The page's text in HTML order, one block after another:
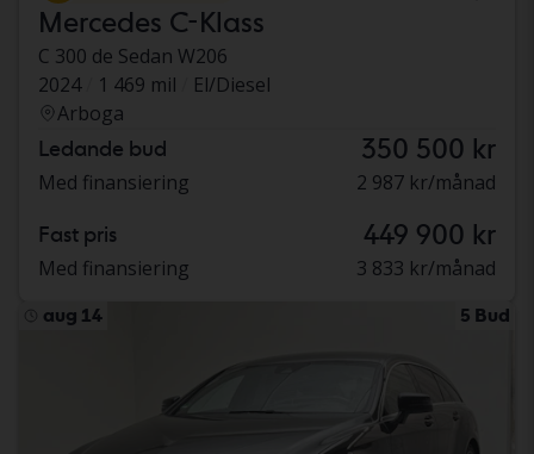
Mercedes C-Klass
C 300 de Sedan W206
2024
1 469 mil
El/Diesel
Arboga
Ledande bud 350 500 kr
Med finansiering 2 987 kr/månad
Fast pris 449 900 kr
Med finansiering 3 833 kr/månad
aug 14 5 Bud